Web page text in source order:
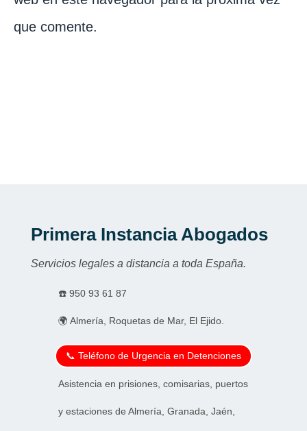
que comente.
Primera Instancia Abogados
Servicios legales a distancia a toda España.
☎️ 950 93 61 87
🌍 Almería, Roquetas de Mar, El Ejido.
📞 Teléfono de Urgencia en Detenciones
Asistencia en prisiones, comisarias, puertos
y estaciones de Almería, Granada, Jaén,